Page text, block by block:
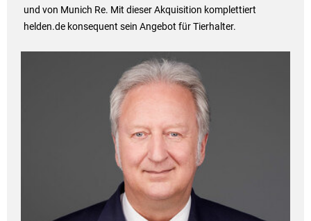
und von Munich Re. Mit dieser Akquisition komplettiert
helden.de konsequent sein Angebot für Tierhalter.